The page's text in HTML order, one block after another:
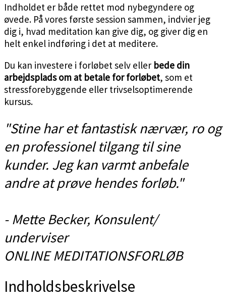
Indholdet er både rettet mod nybegyndere og
øvede. På vores første session sammen, indvier jeg
dig i, hvad meditation kan give dig, og giver dig en
helt enkel indføring i det at meditere.
Du kan investere i forløbet selv eller bede din
arbejdsplads om at betale for forløbet, som et
stressforebyggende eller trivselsoptimerende
kursus.
"Stine har et fantastisk nærvær, ro og
en professionel tilgang til sine
kunder. Jeg kan varmt anbefale
andre at prøve hendes forløb."
- Mette Becker, Konsulent/
underviser
ONLINE MEDITATIONSFORLØB
Indholdsbeskrivelse